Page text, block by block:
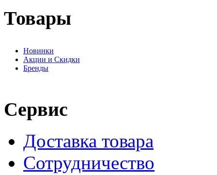
Товары
Новинки
Акции и Скидки
Бренды
Сервис
Доставка товара
Сотрудничество